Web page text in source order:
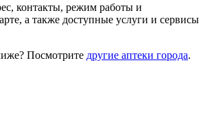
контакты, режим работы и
а также доступные услуги и сервисы
Посмотрите другие аптеки города.